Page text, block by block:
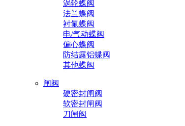
涡轮蝶阀
法兰蝶阀
衬氟蝶阀
电/气动蝶阀
偏心蝶阀
防结露铝蝶阀
其他蝶阀
闸阀
硬密封闸阀
软密封闸阀
刀闸阀